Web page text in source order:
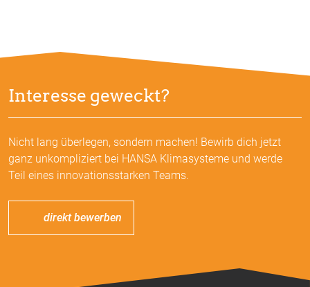
Interesse geweckt?
Nicht lang überlegen, sondern machen! Bewirb dich jetzt
ganz unkompliziert bei HANSA Klimasysteme und werde
Teil eines innovationsstarken Teams.
direkt bewerben